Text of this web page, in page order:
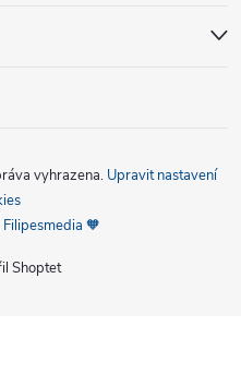
Shoptet
vyhrazena. Upravit nastavení
Filipesmedia 🧡